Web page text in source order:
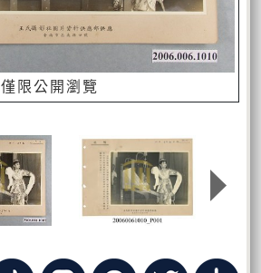
僅限公開瀏覽